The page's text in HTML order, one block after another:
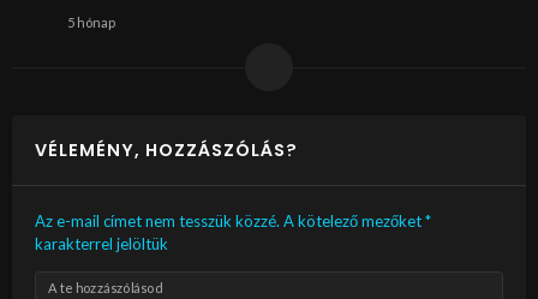
5 hónap
VÉLEMÉNY, HOZZÁSZÓLÁS?
Az e-mail címet nem tesszük közzé. A kötelező mezőket*
karakterrel jelöltük
A te hozzászólásod